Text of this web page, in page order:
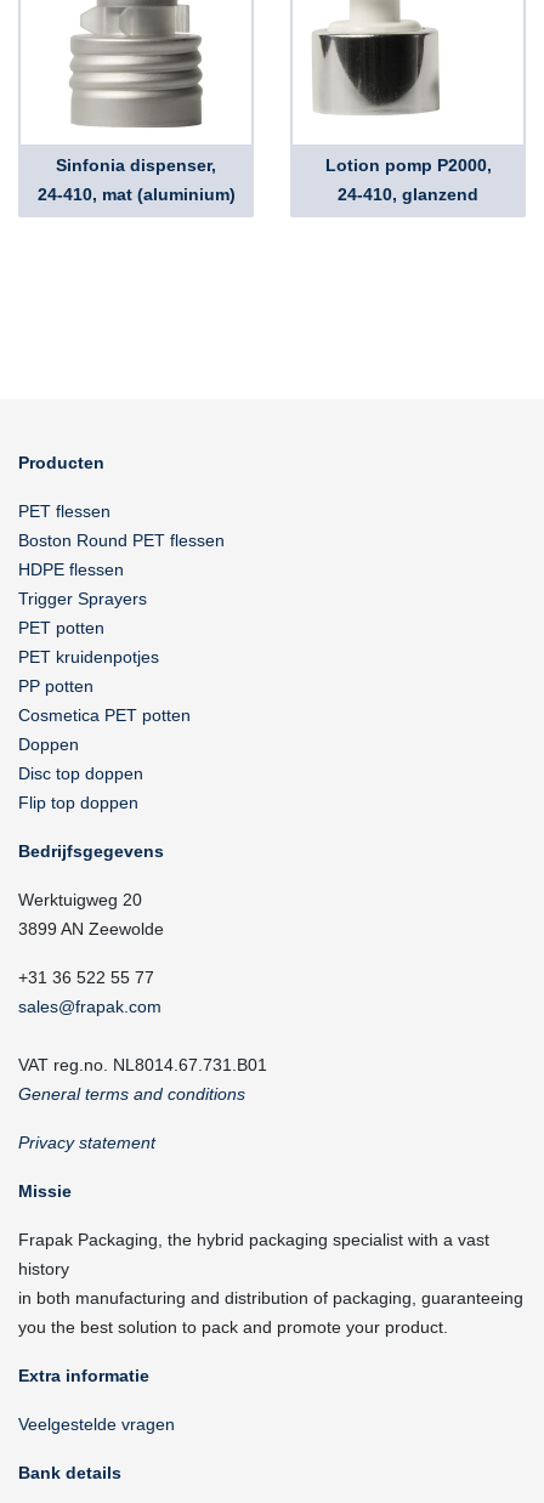
Sinfonia dispenser,
24-410, mat (aluminium)
Lotion pomp P2000,
24-410, glanzend
Producten
PET flessen
Boston Round PET flessen
HDPE flessen
Trigger Sprayers
PET potten
PET kruidenpotjes
PP potten
Cosmetica PET potten
Doppen
Disc top doppen
Flip top doppen
Bedrijfsgegevens
Werktuigweg 20
3899 AN Zeewolde
+31 36 522 55 77
sales@frapak.com
VAT reg.no. NL8014.67.731.B01
General terms and conditions
Privacy statement
Missie
Frapak Packaging, the hybrid packaging specialist with a vast
history
in both manufacturing and distribution of packaging, guaranteeing
you the best solution to pack and promote your product.
Extra informatie
Veelgestelde vragen
Bank details